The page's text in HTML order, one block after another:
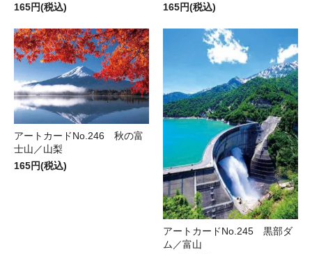
165円(税込)
165円(税込)
アートカードNo.246 秋の富
士山／山梨
165円(税込)
アートカードNo.245 黒部ダ
ム／富山